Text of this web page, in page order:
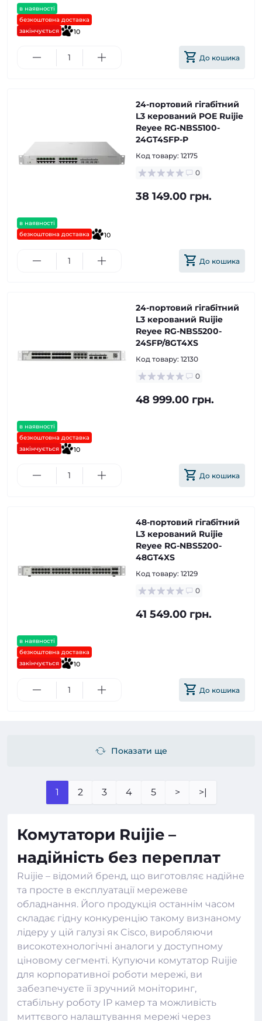
в наявності
безкоштовна доставка
закінчується
10
До кошика
в наявності
безкоштовна доставка
10
24-портовий гігабітний
L3 керований POE Ruijie
Reyee RG-NBS5100-
24GT4SFP-P
Код товару: 12175
0
38 149.00 грн.
До кошика
в наявності
безкоштовна доставка
закінчується
10
24-портовий гігабітний
L3 керований Ruijie
Reyee RG-NBS5200-
24SFP/8GT4XS
Код товару: 12130
0
48 999.00 грн.
До кошика
в наявності
безкоштовна доставка
закінчується
10
48-портовий гігабітний
L3 керований Ruijie
Reyee RG-NBS5200-
48GT4XS
Код товару: 12129
0
41 549.00 грн.
До кошика
Показати ще
1 2 3 4 5 > >|
Комутатори Ruijie –
надійність без переплат
Ruijie – відомий бренд, що виготовляє надійне
та просте в експлуатації мережеве
обладнання. Його продукція останнім часом
складає гідну конкуренцію такому визнаному
лідеру у цій галузі як Cisco, виробляючи
високотехнологічні аналоги у доступному
ціновому сегменті. Купуючи комутатор Ruijie
для корпоративної роботи мережі, ви
забезпечуєте її зручний моніторинг,
стабільну роботу IP камер та можливість
миттєвого налаштування мережі через